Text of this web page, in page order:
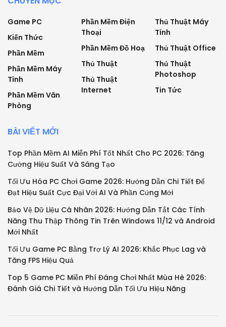
Game PC
Kiến Thức
Phần Mềm
Phần Mềm Máy
Tính
Phần Mềm Văn
Phòng
Phần Mềm Điện
Thoại
Phần Mềm Đồ Hoạ
Thủ Thuật
Thủ Thuật
Internet
Thủ Thuật Máy
Tính
Thủ Thuật Office
Thủ Thuật
Photoshop
Tin Tức
BÀI VIẾT MỚI
Top Phần Mềm AI Miễn Phí Tốt Nhất Cho PC 2026: Tăng
Cường Hiệu Suất Và Sáng Tạo
Tối Ưu Hóa PC Chơi Game 2026: Hướng Dẫn Chi Tiết Để
Đạt Hiệu Suất Cực Đại Với AI Và Phần Cứng Mới
Bảo Vệ Dữ Liệu Cá Nhân 2026: Hướng Dẫn Tắt Các Tính
Năng Thu Thập Thông Tin Trên Windows 11/12 và Android
Mới Nhất
Tối Ưu Game PC Bằng Trợ Lý AI 2026: Khắc Phục Lag và
Tăng FPS Hiệu Quả
Top 5 Game PC Miễn Phí Đáng Chơi Nhất Mùa Hè 2026:
Đánh Giá Chi Tiết và Hướng Dẫn Tối Ưu Hiệu Năng